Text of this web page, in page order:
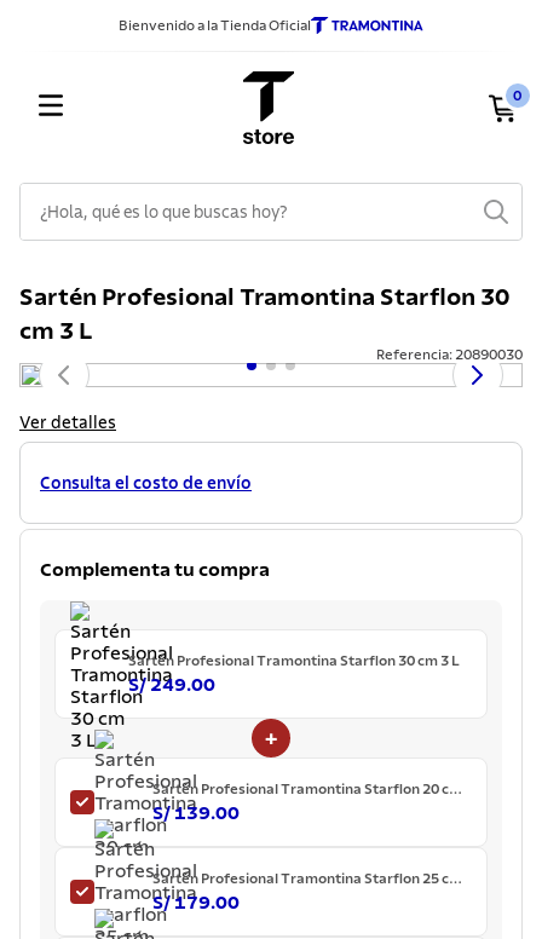
Bienvenido a la Tienda Oficial
0
Sartén Profesional Tramontina Starflon 30
cm 3 L
Referencia: 20890030
Ver detalles
Consulta el costo de envío
Complementa tu compra
Sartén Profesional Tramontina Starflon 30 cm 3 L
S/ 249.00
+
Sartén Profesional Tramontina Starflon 20 cm
1 L
S/ 139.00
Sartén Profesional Tramontina Starflon 25 cm
2 L
S/ 179.00
1.
sarten
2.
ollas
cuchillos
4.
cubiertos
5
juego ollas
acero inoxidable
tetera
grano
cuchillo